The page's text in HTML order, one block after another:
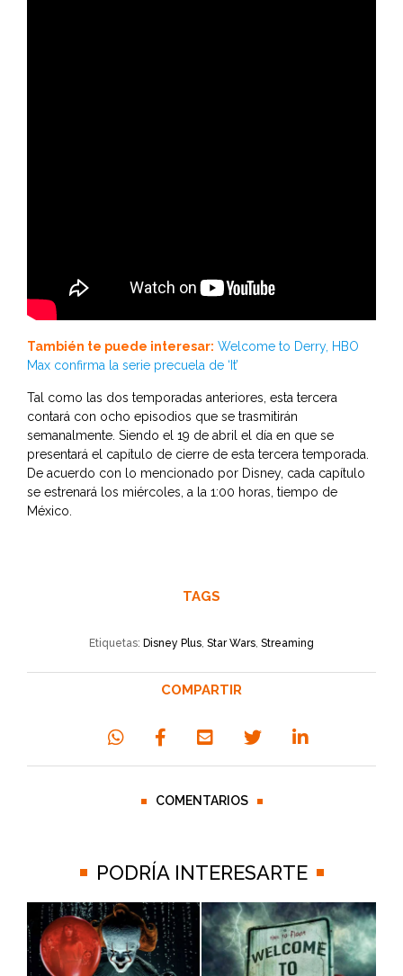
También te puede interesar: Welcome to Derry, HBO
Max confirma la serie precuela de ‘It’
Tal como las dos temporadas anteriores, esta tercera
contará con ocho episodios que se trasmitirán
semanalmente. Siendo el 19 de abril el día en que se
presentará el capítulo de cierre de esta tercera temporada.
De acuerdo con lo mencionado por Disney, cada capítulo
se estrenará los miércoles, a la 1:00 horas, tiempo de
México.
TAGS
Etiquetas: Disney Plus, Star Wars, Streaming
COMPARTIR
COMENTARIOS
PODRÍA INTERESARTE